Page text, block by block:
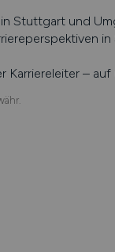
Stuttgartund
in
–